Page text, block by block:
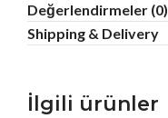
Değerlendirmeler (0)
Shipping & Delivery
İlgili ürünler